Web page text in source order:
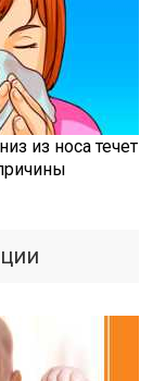
из носа течет